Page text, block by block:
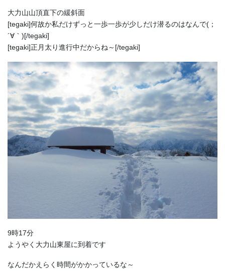
大力山山頂直下の緩斜面
[tegaki]何故か私だけずっと一歩一歩が少しだけ潜るのはなんで(；
´∀｀)[/tegaki]
[tegaki]正月太り進行中だからね～[/tegaki]
9時17分
ようやく大力山東屋に到着です
なんだかえらく時間がかかっているな～